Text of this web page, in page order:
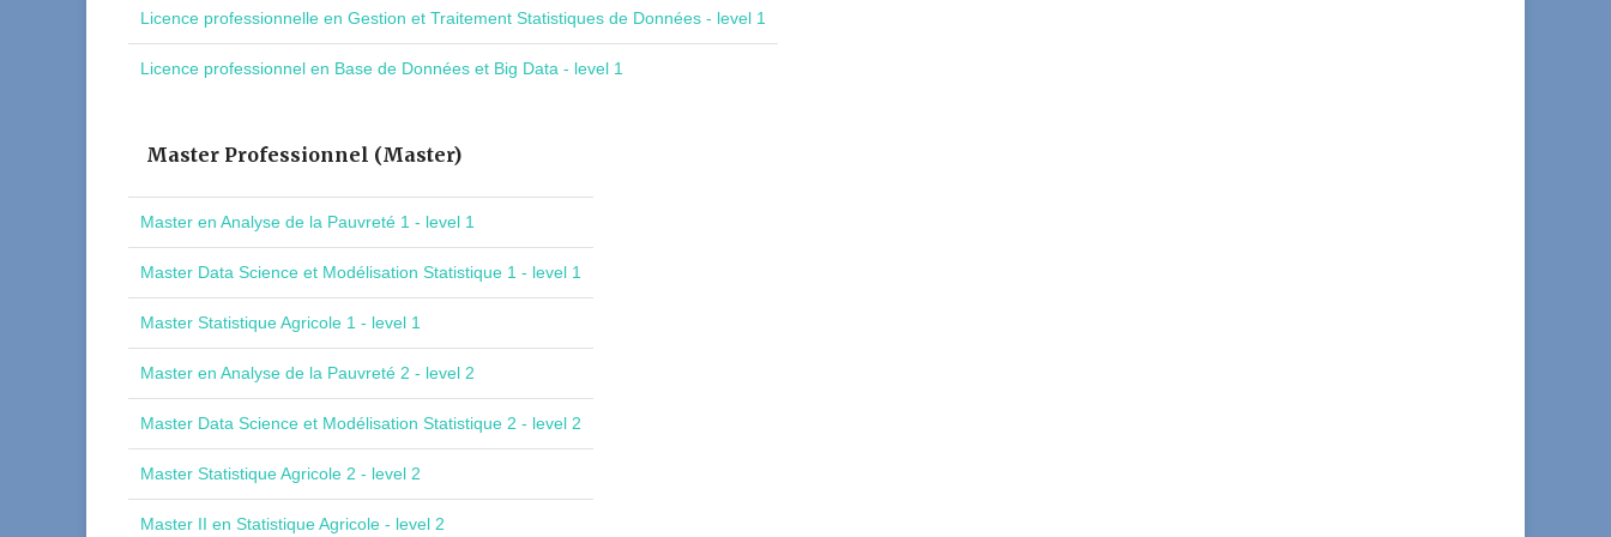
Licence professionnelle en Gestion et Traitement Statistiques de Données - level 1
Licence professionnel en Base de Données et Big Data - level 1
Master Professionnel (Master)
Master en Analyse de la Pauvreté 1 - level 1
Master Data Science et Modélisation Statistique 1 - level 1
Master Statistique Agricole 1 - level 1
Master en Analyse de la Pauvreté 2 - level 2
Master Data Science et Modélisation Statistique 2 - level 2
Master Statistique Agricole 2 - level 2
Master II en Statistique Agricole - level 2